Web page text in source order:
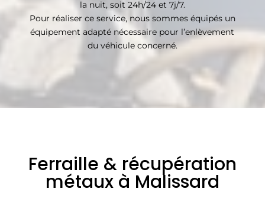
la nuit, soit 24h/24 et 7j/7.
Pour réaliser ce service, nous sommes équipés un
équipement adapté nécessaire pour l’enlèvement
du véhicule concerné.
Ferraille & récupération
métaux à Malissard